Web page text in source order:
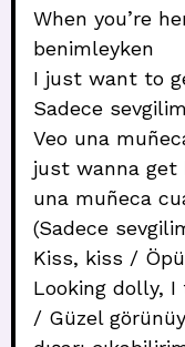
When you’re
benimleyken
I just want to
Sadece
Veo una
just wanna get
una muñeca
(Sadece
Kiss, kiss /
Looking dolly,
/ Güzel